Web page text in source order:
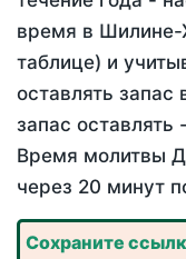
время в Шилине-
таблице) и
оставлять
запас оставлять
Время молитвы
через 20 минут
Сохраните